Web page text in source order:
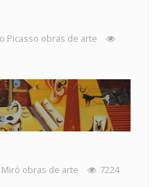
Picasso obras de arte
Miró obras de arte 7224